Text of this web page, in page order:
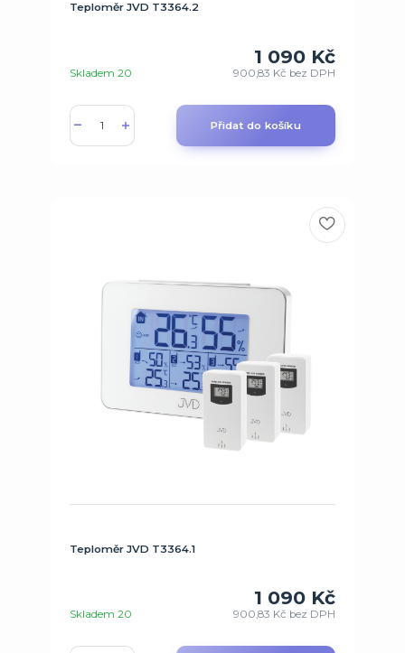
Teploměr JVD T3364.2
1 090 Kč
900,83 Kč bez DPH
Skladem 20
Přidat do košíku
Teploměr JVD T3364.1
1 090 Kč
900,83 Kč bez DPH
Skladem 20